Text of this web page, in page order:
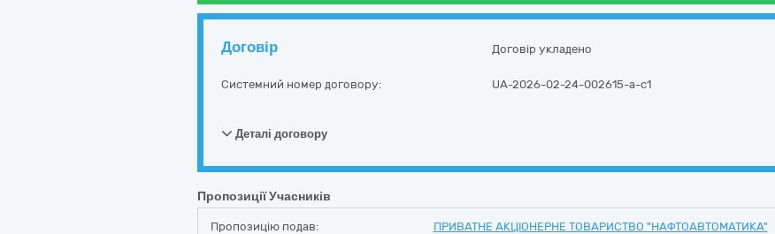
Договір Договір укладено
Системний номер договору: UA-2026-02-24-002615-a-c1
Деталі договору
Пропозиції Учасників
Пропозицію подав: ПРИВАТНЕ АКЦІОНЕРНЕ ТОВАРИСТВО "НАФТОАВТОМАТИКА"